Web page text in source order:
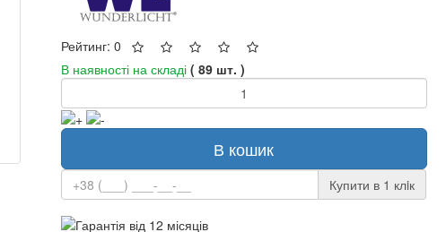
Рейтинг: 0
В наявності на складі ( 89 шт. )
В кошик
Купити в 1 клiк